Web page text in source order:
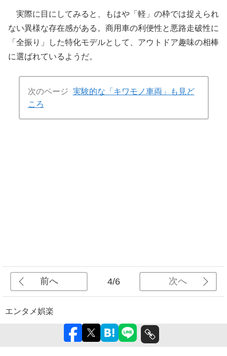
実際に目にしてみると、もはや「軽」の枠では捉えられ
ない異様な存在感がある。商用車の利便性と悪路走破性に
「全振り」した特化モデルとして、アウトドア趣味の相棒
に選ばれているようだ。
次のページ 実験的な「キワモノ車両」も見ど
ころ
前へ 4/6 次へ
エンタメ娯楽